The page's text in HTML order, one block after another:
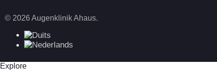
© 2026 Augenklinik Ahaus.
Explore